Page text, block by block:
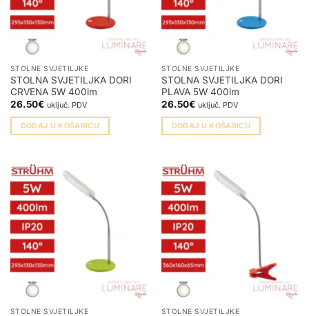
STOLNE SVJETILJKE
STOLNA SVJETILJKA DORI
CRVENA 5W 400lm
26.50€ uključ. PDV
DODAJ U KOŠARICU
STOLNE SVJETILJKE
STOLNA SVJETILJKA DORI
PLAVA 5W 400lm
26.50€ uključ. PDV
DODAJ U KOŠARICU
STOLNE SVJETILJKE STOLNE SVJETILJKE